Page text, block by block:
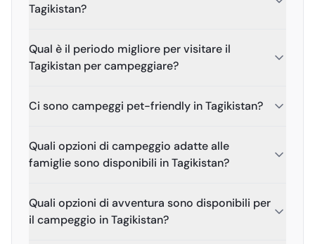
Tagikistan?
Qual è il periodo migliore per visitare il
Tagikistan per campeggiare?
Ci sono campeggi pet-friendly in Tagikistan?
Quali opzioni di campeggio adatte alle
famiglie sono disponibili in Tagikistan?
Quali opzioni di avventura sono disponibili per
il campeggio in Tagikistan?